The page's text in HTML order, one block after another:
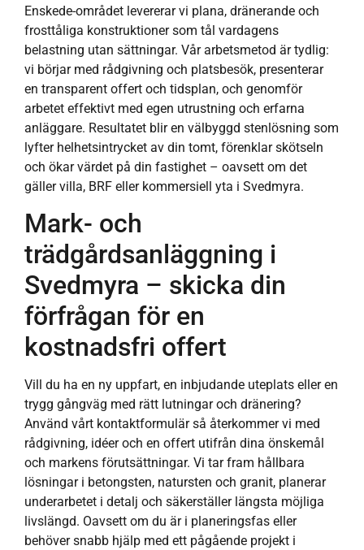
Enskede-området levererar vi plana, dränerande och
frosttåliga konstruktioner som tål vardagens
belastning utan sättningar. Vår arbetsmetod är tydlig:
vi börjar med rådgivning och platsbesök, presenterar
en transparent offert och tidsplan, och genomför
arbetet effektivt med egen utrustning och erfarna
anläggare. Resultatet blir en välbyggd stenlösning som
lyfter helhetsintrycket av din tomt, förenklar skötseln
och ökar värdet på din fastighet – oavsett om det
gäller villa, BRF eller kommersiell yta i Svedmyra.
Mark- och
trädgårdsanläggning i
Svedmyra – skicka din
förfrågan för en
kostnadsfri offert
Vill du ha en ny uppfart, en inbjudande uteplats eller en
trygg gångväg med rätt lutningar och dränering?
Använd vårt kontaktformulär så återkommer vi med
rådgivning, idéer och en offert utifrån dina önskemål
och markens förutsättningar. Vi tar fram hållbara
lösningar i betongsten, natursten och granit, planerar
underarbetet i detalj och säkerställer längsta möjliga
livslängd. Oavsett om du är i planeringsfas eller
behöver snabb hjälp med ett pågående projekt i